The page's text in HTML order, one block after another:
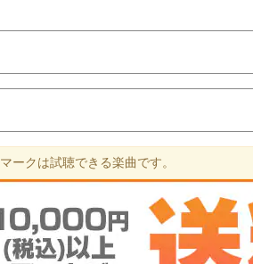
マークは試聴できる楽曲です。